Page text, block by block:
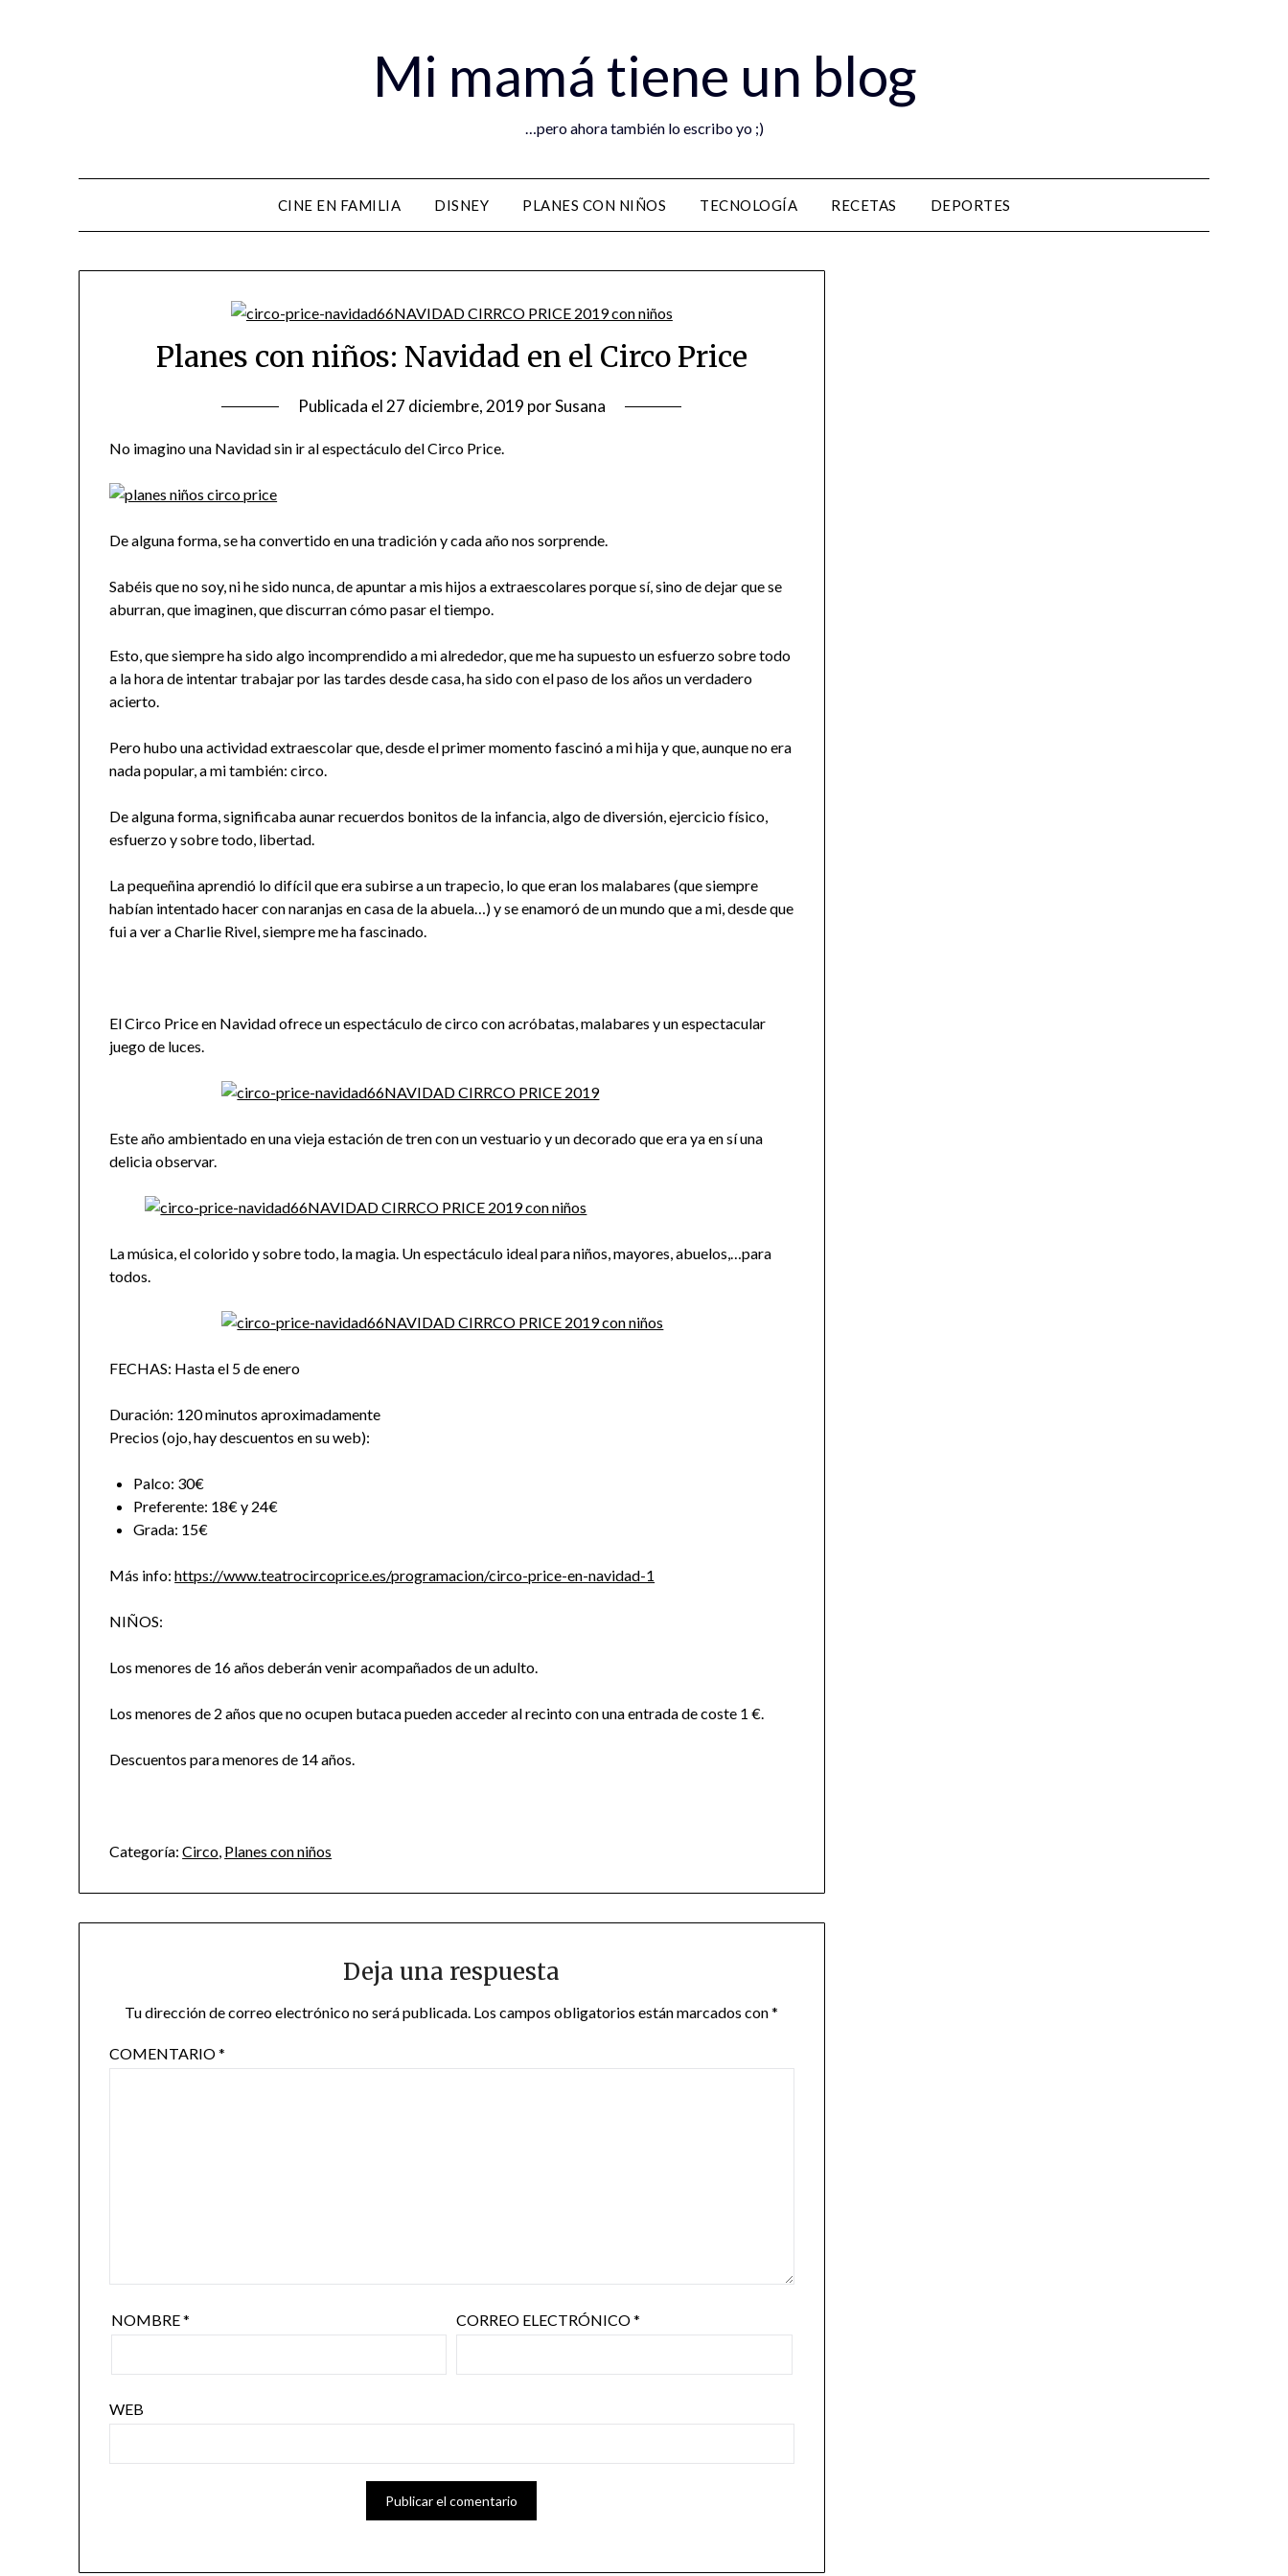
Mi mamá tiene un blog
…pero ahora también lo escribo yo ;)
CINE EN FAMILIA DISNEY PLANES CON NIÑOS TECNOLOGÍA RECETAS DEPORTES
Planes con niños: Navidad en el Circo Price
Publicada el 27 diciembre, 2019 porSusana
No imagino una Navidad sin ir al espectáculo del Circo Price.
De alguna forma, se ha convertido en una tradición y cada año nos sorprende.
Sabéis que no soy, ni he sido nunca, de apuntar a mis hijos a extraescolares porque sí, sino de dejar que se
aburran, que imaginen, que discurran cómo pasar el tiempo.
Esto, que siempre ha sido algo incomprendido a mi alrededor, que me ha supuesto un esfuerzo sobre todo
a la hora de intentar trabajar por las tardes desde casa, ha sido con el paso de los años un verdadero
acierto.
Pero hubo una actividad extraescolar que, desde el primer momento fascinó a mi hija y que, aunque no era
nada popular, a mi también: circo.
De alguna forma, significaba aunar recuerdos bonitos de la infancia, algo de diversión, ejercicio físico,
esfuerzo y sobre todo, libertad.
La pequeñina aprendió lo difícil que era subirse a un trapecio, lo que eran los malabares (que siempre
habían intentado hacer con naranjas en casa de la abuela…) y se enamoró de un mundo que a mi, desde que
fui a ver a Charlie Rivel, siempre me ha fascinado.
El Circo Price en Navidad ofrece un espectáculo de circo con acróbatas, malabares y un espectacular
juego de luces.
Este año ambientado en una vieja estación de tren con un vestuario y un decorado que era ya en sí una
delicia observar.
La música, el colorido y sobre todo, la magia. Un espectáculo ideal para niños, mayores, abuelos,…para
todos.
FECHAS: Hasta el 5 de enero
Duración: 120 minutos aproximadamente
Precios (ojo, hay descuentos en su web):
Palco: 30€
Preferente: 18€ y 24€
Grada: 15€
Más info:https://www.teatrocircoprice.es/programacion/circo-price-en-navidad-1
NIÑOS:
Los menores de 16 años deberán venir acompañados de un adulto.
Los menores de 2 años que no ocupen butaca pueden acceder al recinto con una entrada de coste 1 €.
Descuentos para menores de 14 años.
Categoría: Circo, Planes con niños
Deja una respuesta
Tu dirección de correo electrónico no será publicada. Los campos obligatorios están marcados con*
COMENTARIO*
NOMBRE* CORREO ELECTRÓNICO*
WEB